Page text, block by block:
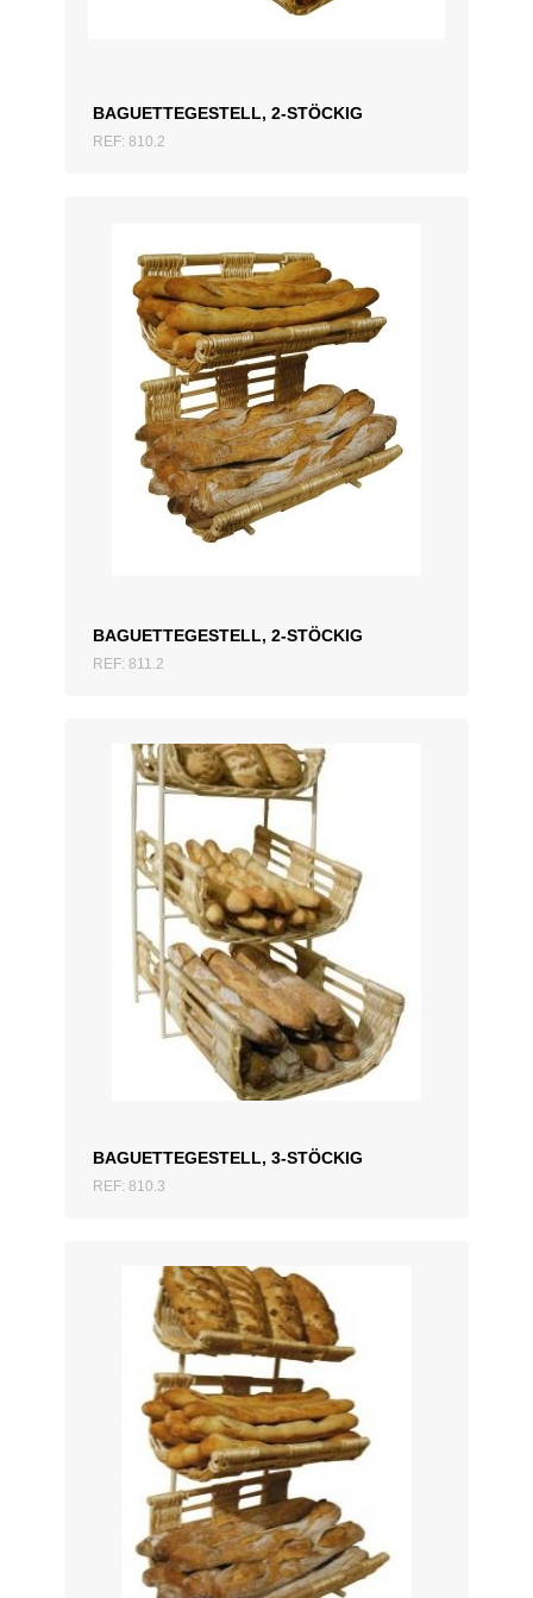
BAGUETTEGESTELL, 2-STÖCKIG
REF: 810.2
BAGUETTEGESTELL, 2-STÖCKIG
REF: 811.2
ZUM ANGEBOT HINZUFÜGEN
BAGUETTEGESTELL, 3-STÖCKIG
REF: 810.3
ZUM ANGEBOT HINZUFÜGEN
ZUM ANGEBOT HINZUFÜGEN